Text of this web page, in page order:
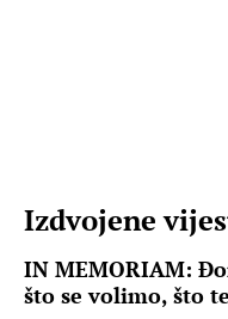
Izdvojene
IN MEMORIAM:
što se volimo, što